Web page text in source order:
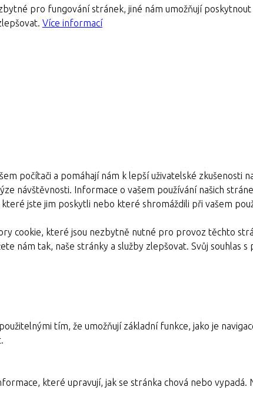
pro fungování stránek, jiné nám umožňují
Více informací
počítači a pomáhají nám k lepší uživatelské zkušenosti
návštěvnosti. Informace o vašem používání našich
jste jim poskytli nebo které shromáždili při vašem
cookie, které jsou nezbytně nutné pro provoz těchto
nám tak, naše stránky a služby zlepšovat. Svůj souhlas
tím, že umožňují základní funkce, jako je
které upravují, jak se stránka chová nebo